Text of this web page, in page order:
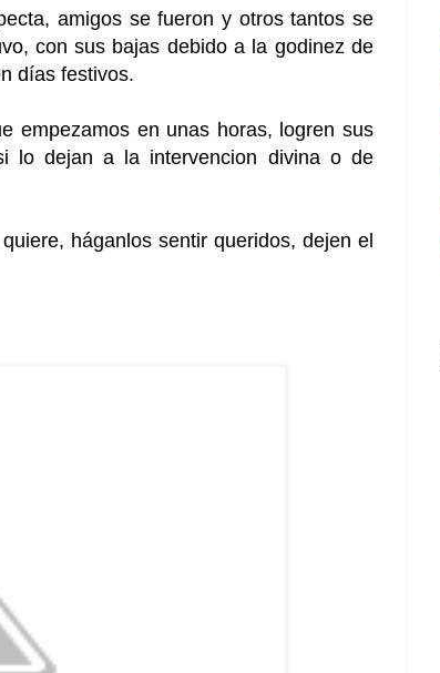
amigos se fueron y otros tantos se
con sus bajas debido a la godinez de
días festivos.
empezamos en unas horas, logren sus
lo dejan a la intervencion divina o de
háganlos sentir queridos, dejen el